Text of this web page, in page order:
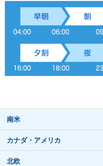
南米
カナダ・アメリカ
北欧